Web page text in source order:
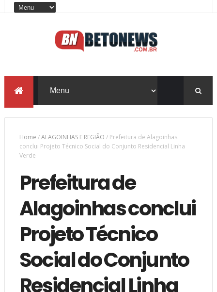
Home /ALAGOINHAS E REGIÃO / Prefeitura de Alagoinhas
conclui Projeto Técnico Social do Conjunto Residencial Linha
Verde
Prefeitura de
Alagoinhas conclui
Projeto Técnico
Social do Conjunto
Residencial Linha